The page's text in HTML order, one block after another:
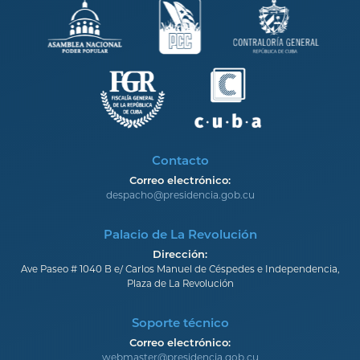
Contacto
Correo electrónico:
despacho@presidencia.gob.cu
Palacio de La Revolución
Dirección:
Ave Paseo # 1040 B e/ Carlos Manuel de Céspedes e Independencia,
Plaza de La Revolución
Soporte técnico
Correo electrónico:
webmaster@presidencia.gob.cu